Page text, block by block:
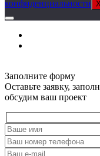
конфиденциальности
Заполните форму
Оставьте заявку,
обсудим ваш проект